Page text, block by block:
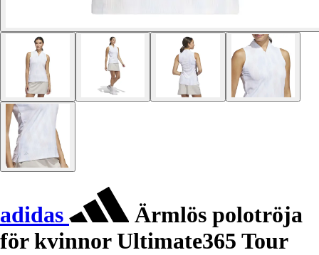
adidas
Ärmlös polotröja
för kvinnor Ultimate365 Tour